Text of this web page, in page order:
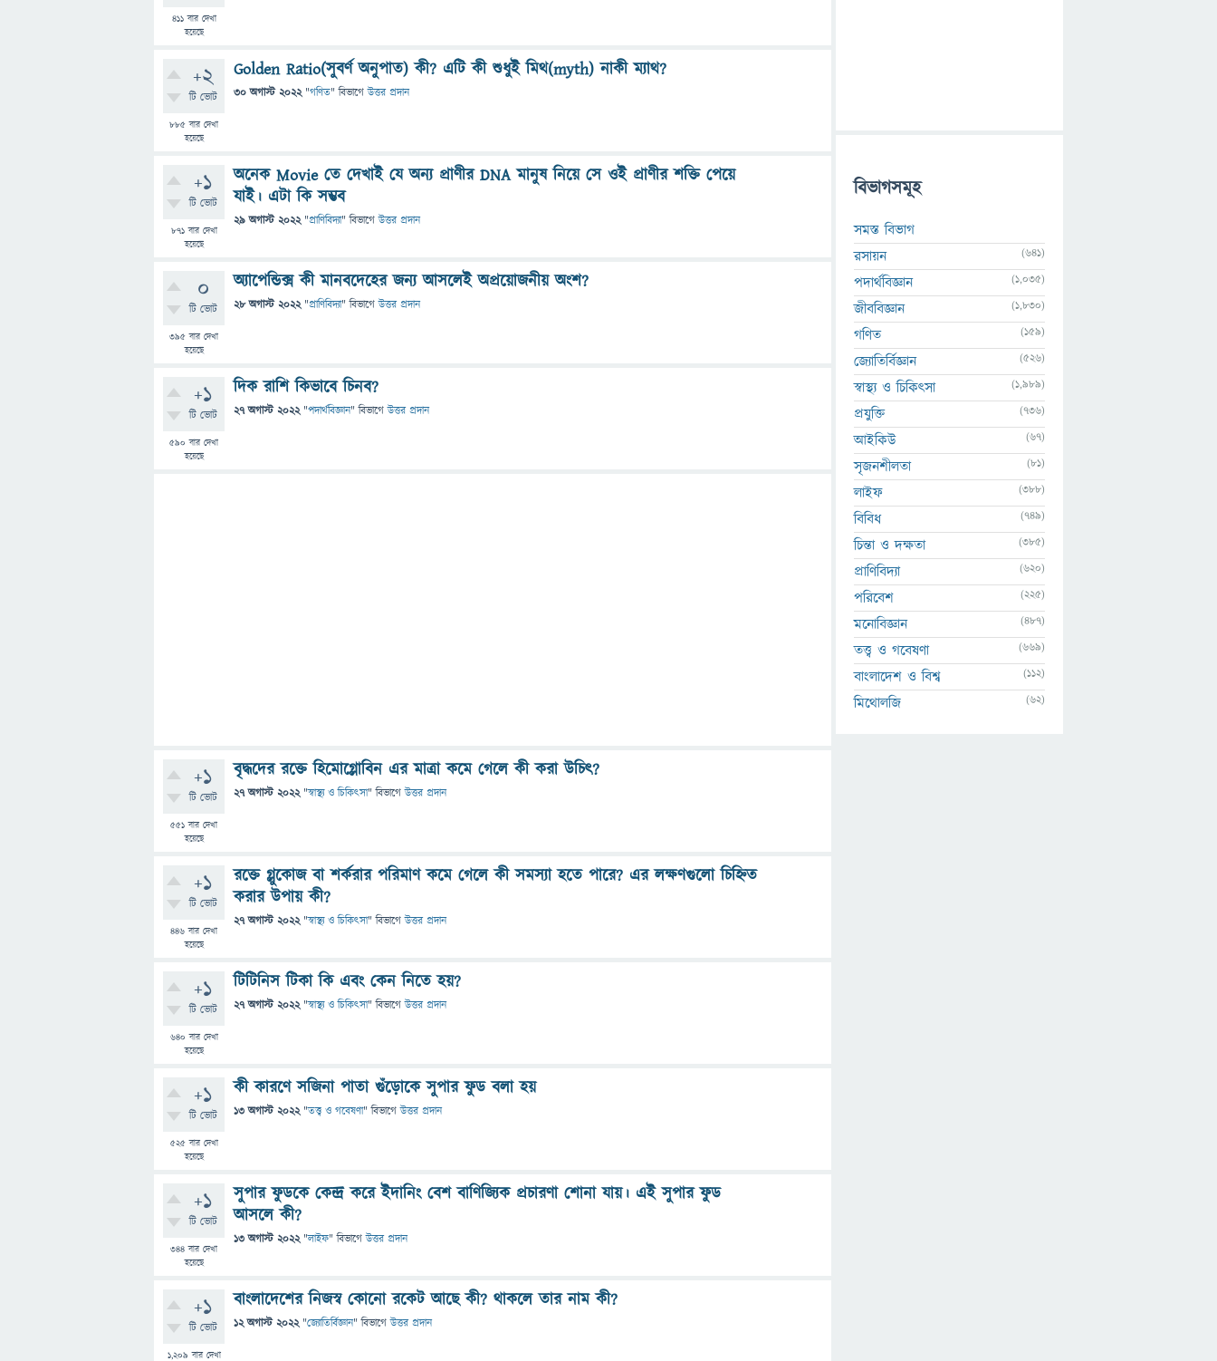
411বার দেখা
হয়েছে
+2
টি ভোট
885 বার দেখা
হয়েছে
Golden Ratio(সুবর্ণ অনুপাত) কী? এটি কী শুধুই মিথ(myth) নাকী ম্যাথ?
30 অগাস্ট 2022 "গণিত" বিভাগে উত্তর প্রদান
+1
টি ভোট
871বার দেখা
হয়েছে
অনেক Movie তে দেখাই যে অন‍্য প্রাণীর DNA মানুষ নিয়ে সে ওই প্রাণীর শক্তি পেয়ে
যাই। এটা কি সম্ভব
29 অগাস্ট 2022 "প্রাণিবিদ্যা" বিভাগে উত্তর প্রদান
0
টি ভোট
395 বার দেখা
হয়েছে
অ্যাপেন্ডিক্স কী মানবদেহের জন্য আসলেই অপ্রয়োজনীয় অংশ?
28 অগাস্ট 2022 "প্রাণিবিদ্যা" বিভাগে উত্তর প্রদান
+1
টি ভোট
590 বার দেখা
হয়েছে
দিক রাশি কিভাবে চিনব?
27 অগাস্ট 2022 "পদার্থবিজ্ঞান" বিভাগে উত্তর প্রদান
+1
টি ভোট
551 বার দেখা
হয়েছে
বৃদ্ধদের রক্তে হিমোগ্লোবিন এর মাত্রা কমে গেলে কী করা উচিৎ?
27 অগাস্ট 2022 "স্বাস্থ্য ও চিকিৎসা" বিভাগে উত্তর প্রদান
+1
টি ভোট
446 বার দেখা
হয়েছে
রক্তে গ্লুকোজ বা শর্করার পরিমাণ কমে গেলে কী সমস্যা হতে পারে? এর লক্ষণগুলো চিহ্নিত
করার উপায় কী?
27 অগাস্ট 2022 "স্বাস্থ্য ও চিকিৎসা" বিভাগে উত্তর প্রদান
+1
টি ভোট
640 বার দেখা
হয়েছে
টিটিনিস টিকা কি এবং কেন নিতে হয়?
27 অগাস্ট 2022 "স্বাস্থ্য ও চিকিৎসা" বিভাগে উত্তর প্রদান
+1
টি ভোট
525বার দেখা
হয়েছে
কী কারণে সজিনা পাতা গুঁড়োকে সুপার ফুড বলা হয়
13 অগাস্ট 2022 "তত্ত্ব ও গবেষণা" বিভাগে উত্তর প্রদান
+1
টি ভোট
344 বার দেখা
হয়েছে
সুপার ফুডকে কেন্দ্র করে ইদানিং বেশ বাণিজ্যিক প্রচারণা শোনা যায়। এই সুপার ফুড
আসলে কী?
13 অগাস্ট 2022 "লাইফ" বিভাগে উত্তর প্রদান
+1
টি ভোট
1,209 বার দেখা
বাংলাদেশের নিজস্ব কোনো রকেট আছে কী? থাকলে তার নাম কী?
12 অগাস্ট 2022 "জ্যোতির্বিজ্ঞান" বিভাগে উত্তর প্রদান
বিভাগসমূহ
সমস্ত বিভাগ
রসায়ন
(641)
পদার্থবিজ্ঞান (1,035)
জীববিজ্ঞান (1,830)
গণিত (159)
জ্যোতির্বিজ্ঞান (526)
স্বাস্থ্য ও চিকিৎসা (1,989)
প্রযুক্তি (736)
আইকিউ (67)
সৃজনশীলতা (81)
লাইফ (388)
বিবিধ (749)
চিন্তা ও দক্ষতা (385)
প্রাণিবিদ্যা (620)
পরিবেশ (225)
মনোবিজ্ঞান (487)
তত্ত্ব ও গবেষণা (669)
বাংলাদেশ ও বিশ্ব (112)
মিথোলজি (62)